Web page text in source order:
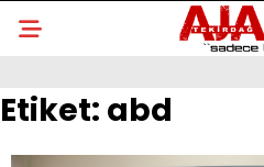
Etiket: abd